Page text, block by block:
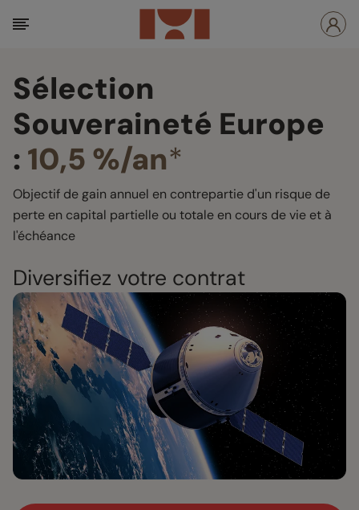
Sélection
Souveraineté Europe
: 10,5 %/an*
Objectif de gain annuel en contrepartie d'un risque de
perte en capital partielle ou totale en cours de vie et à
l'échéance
Diversifiez votre contrat